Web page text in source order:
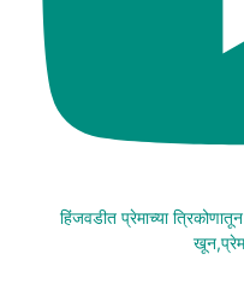
हिंजवडीत प्रेमाच्या